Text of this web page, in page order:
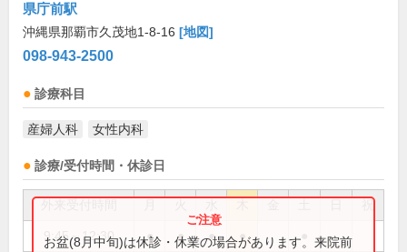
県庁前駅
沖縄県那覇市久茂地1-8-16 [地図]
098-943-2500
診療科目
産婦人科 女性内科
診療/受付時間・休診日
祝
9:45～12:30 ● ● ● ●
お盆(8月中旬)は休診・休業の場合があります。来院前